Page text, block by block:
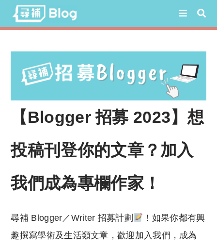
【Blogger 招募 2023】想
投稿刊登你的文章？加入
我們成為專欄作家！
尋補 Blogger／Writer 招募計劃
！如果你都有興
趣撰寫學術及生活類文章，歡迎加入我們，成為